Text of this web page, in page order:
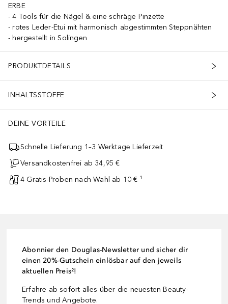
ERBE
4 Tools für die Nägel & eine schräge Pinzette
rotes Leder-Etui mit harmonisch abgestimmten Steppnähten
hergestellt in Solingen
PRODUKTDETAILS
INHALTSSTOFFE
DEINE VORTEILE
Schnelle Lieferung 1–3 Werktage Lieferzeit
Versandkostenfrei ab 34,95 €
4 Gratis-Proben nach Wahl ab 10 € ¹
Abonnier den Douglas-Newsletter und sicher dir
einen 20%-Gutschein einlösbar auf den jeweils
aktuellen Preis²!
Erfahre ab sofort alles über die neuesten Beauty-
Trends und Angebote.